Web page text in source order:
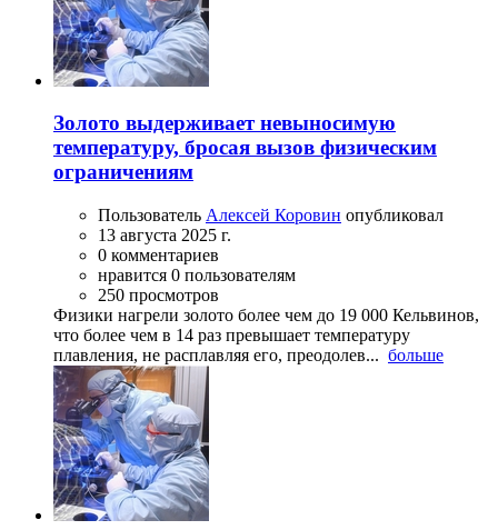
Золото выдерживает невыносимую
температуру, бросая вызов физическим
ограничениям
Пользователь Алексей Коровин опубликовал
13 августа 2025 г.
0 комментариев
нравится 0 пользователям
250 просмотров
Физики нагрели золото более чем до 19 000 Кельвинов,
что более чем в 14 раз превышает температуру
плавления, не расплавляя его, преодолев... больше